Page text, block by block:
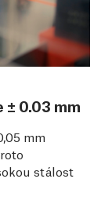
0.03 mm
mm
stálost